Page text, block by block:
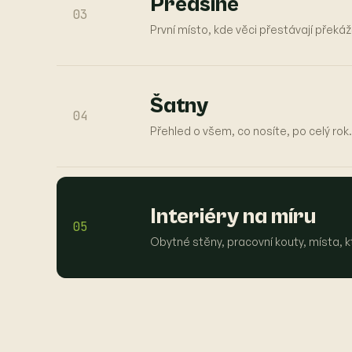
03
První místo, kde věci přestávají
04 Šatny
Přehled o všem, co nosíte, po celý rok.
05 Interiéry na míru
Obytné stěny, pracovní kouty, místa,